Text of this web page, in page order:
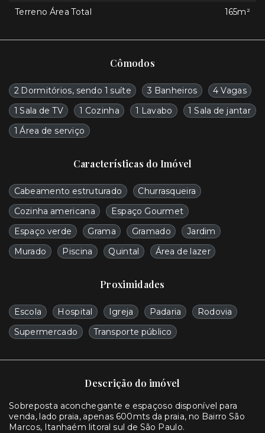
Cômodos
2 Dormitórios, sendo 1 suíte 3 Banheiros
4 Vagas
1 Sala de TV
1 Cozinha 1 Lavabo
1 Sala de jantar
1 Área de serviço
Características do Imóvel
Cabeamento estruturado
Churrasqueira
Cozinha americana
Espaço Gourmet
Espaço verde
Grama Gramado
Jardim
Murado
Piscina Quintal Área de lazer
Proximidades
Escola Hospital Igreja Padaria
Rodovia
Supermercado
Transporte público
Descrição do imóvel
Sobreposta aconchegante e espaçoso disponível para
venda, lado praia, apenas 600mts da praia, no Bairro São
Marcos, Itanhaém litoral sul de São Paulo.
Terreno Área Total
165m²